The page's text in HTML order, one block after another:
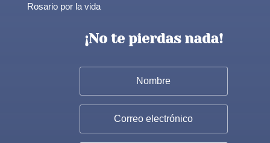
Rosario por la vida
¡No te pierdas nada!